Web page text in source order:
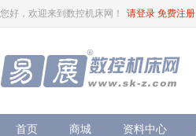
您好，欢迎来到数控机床网！ 请登录 免费注册
首页 商城 资料中心